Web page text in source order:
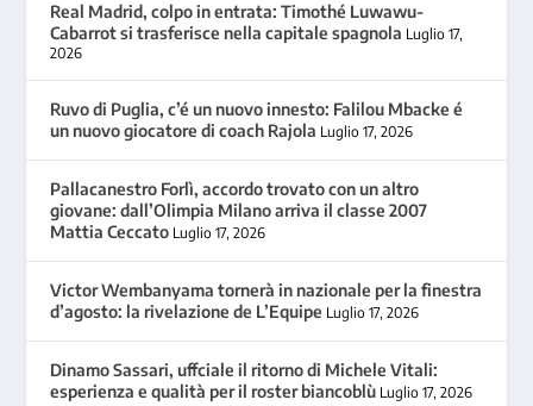
Real Madrid, colpo in entrata: Timothé Luwawu-
Cabarrot si trasferisce nella capitale spagnola Luglio 17,
2026
Ruvo di Puglia, c’é un nuovo innesto: Falilou Mbacke é
un nuovo giocatore di coach Rajola Luglio 17, 2026
Pallacanestro Forlì, accordo trovato con un altro
giovane: dall’Olimpia Milano arriva il classe 2007
Mattia Ceccato Luglio 17, 2026
Victor Wembanyama tornerà in nazionale per la finestra
d’agosto: la rivelazione de L’Equipe Luglio 17, 2026
Dinamo Sassari, uffciale il ritorno di Michele Vitali:
esperienza e qualità per il roster biancoblù Luglio 17, 2026